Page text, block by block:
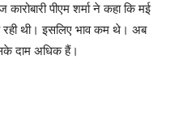
पीएम शर्मा ने कहा कि मई
रही थी। इसलिए भाव कम थे। अब
दाम अ​धिक हैं।